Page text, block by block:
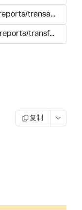
transactions/
transfers
复制